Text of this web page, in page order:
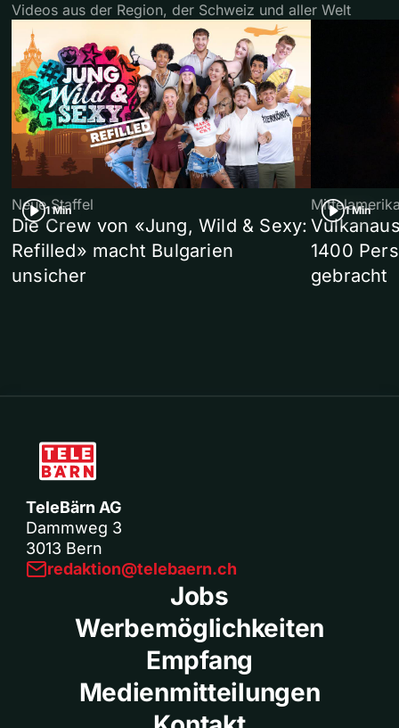
Videos aus der Region, der Schweiz und aller Welt
1 Min
Neue Staffel
Die Crew von «Jung, Wild & Sexy:
Refilled» macht Bulgarien
unsicher
1 Min
1400
gebracht
TeleBärn AG
Dammweg 3
3013 Bern
redaktion@telebaern.ch
Jobs
Werbemöglichkeiten
Empfang
Medienmitteilungen